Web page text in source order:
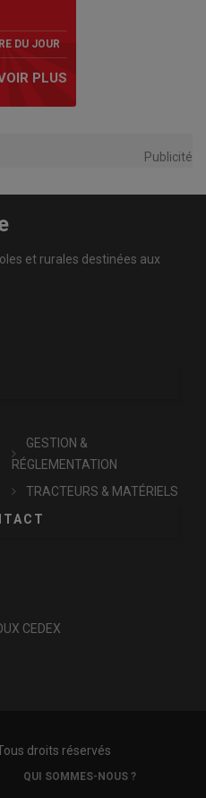
DU JOUR
PLUS
Publicité
et rurales destinées aux
GESTION &
RÉGLEMENTATION
TRACTEURS & MATÉRIELS
CEDEX
droits réservés
QUI SOMMES-NOUS ?